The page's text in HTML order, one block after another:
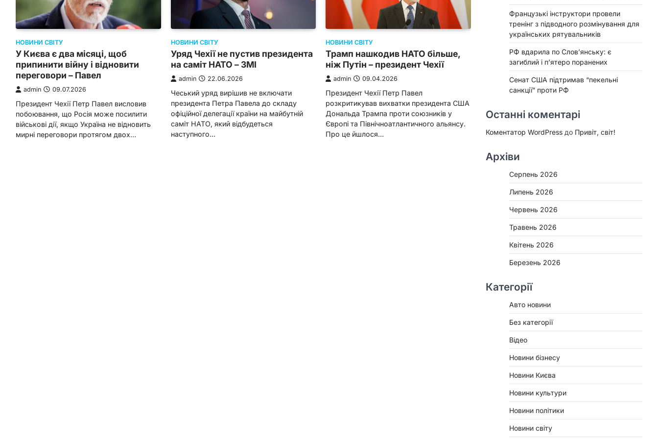
НОВИНИ СВІТУ
У Києва є два місяці, щоб
припинити війну і відновити
переговори – Павел
admin 09.07.2026
Президент Чехії Петр Павел висловив
побоювання, що Росія може посилити
військові дії, якщо Україна не відновить
мирні переговори протягом двох…
НОВИНИ СВІТУ
Уряд Чехії не пустив президента
на саміт НАТО – ЗМІ
admin 22.06.2026
Чеський уряд вирішив не включати
президента Петра Павела до складу
офіційної делегації країни на майбутній
саміт НАТО, який відбудеться
наступного…
НОВИНИ СВІТУ
Трамп нашкодив НАТО більше,
ніж Путін – президент Чехії
admin 09.04.2026
Президент Чехії Петр Павел
розкритикував вихватки президента США
Дональда Трампа проти союзників у
Європі та Північноатлантичного альянсу.
Про це йшлося…
Французькі інструктори провели
тренінг з підводного розмінування для
українських рятувальників
РФ вдарила по Слов’янську: є
загиблий і п’ятеро поранених
Сенат США підтримав “пекельні
санкції” проти РФ
Останні коментарі
Коментатор WordPress до Привіт, світ!
Архіви
Серпень 2026
Липень 2026
Червень 2026
Травень 2026
Квітень 2026
Березень 2026
Категорії
Авто новини
Без категорії
Відео
Новини бізнесу
Новини Києва
Новини культури
Новини політики
Новини світу